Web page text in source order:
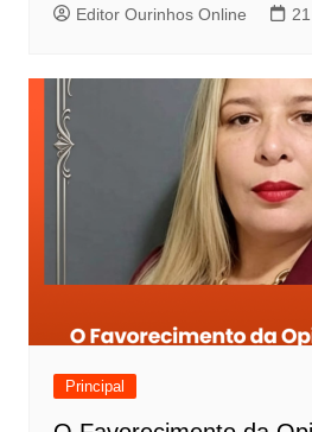
Editor Ourinhos Online
Principal